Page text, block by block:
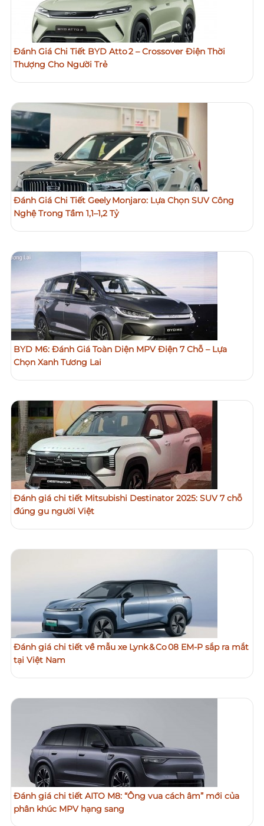
Đánh Giá Chi Tiết BYD Atto 2 – Crossover Điện Thời
Thượng Cho Người Trẻ
Đánh Giá Chi Tiết Geely Monjaro: Lựa Chọn SUV Công
Nghệ Trong Tầm 1,1–1,2 Tỷ
BYD M6: Đánh Giá Toàn Diện MPV Điện 7 Chỗ – Lựa
Chọn Xanh Tương Lai
Đánh giá chi tiết Mitsubishi Destinator 2025: SUV 7 chỗ
đúng gu người Việt
Đánh giá chi tiết về mẫu xe Lynk & Co 08 EM‑P sắp ra mắt
tại Việt Nam
Đánh giá chi tiết AITO M8: “Ông vua cách âm” mới của
phân khúc MPV hạng sang